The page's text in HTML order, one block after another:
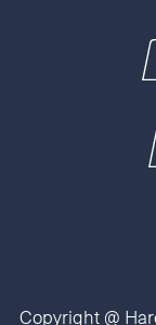
Copyright @